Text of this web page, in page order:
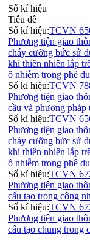
Số kí hiệu
Tiêu đề
Số kí hiệu:TCVN
Phương tiện giao
cháy cưỡng bức sử
khí thiên nhiên lắp
ô nhiễm trong phê
Số kí hiệu:TCVN
Phương tiện giao
cầu và phương
Số kí hiệu:TCVN
Phương tiện giao
cháy cưỡng bức sử
khí thiên nhiên lắp
ô nhiễm trong phê
Số kí hiệu:TCVN
Phương tiện giao
cấu tạo trong công
Số kí hiệu:TCVN
Phương tiện giao
cấu tạo chung trong